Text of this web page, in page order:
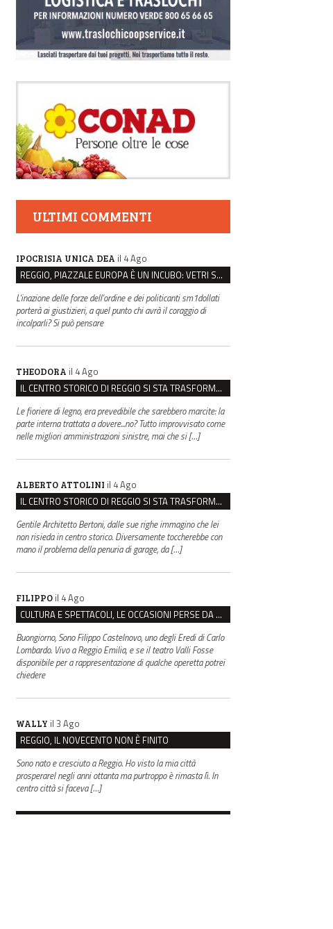
ULTIMI COMMENTI
IPOCRISIA UNICA DEA il 4 Ago
REGGIO, PIAZZALE EUROPA È UN INCUBO: VETRI SPACCATI E FURTI SULLE AUTO IN SOSTA
L'inazione delle forze dell'ordine e dei politicanti sm1dollati
porterà ai giustizieri, a quel punto chi avrà il coraggio di
incolparli? Si può pensare
THEODORA il 4 Ago
IL CENTRO STORICO DI REGGIO SI STA TRASFORMANDO, E NON IN MEGLIO
Le fioriere di legno, era prevedibile che sarebbero marcite: la
parte interna trattata a dovere...no? Tutto improvvisato come
nelle migliori amministrazioni sinistre, mai che si […]
ALBERTO ATTOLINI il 4 Ago
IL CENTRO STORICO DI REGGIO SI STA TRASFORMANDO, E NON IN MEGLIO
Gentile Architetto Bertoni, dalle sue righe immagino che lei
non risieda in centro storico. Diversamente toccherebbe con
mano il problema della penuria di garage, da […]
FILIPPO il 4 Ago
CULTURA E SPETTACOLI, LE OCCASIONI PERSE DA REGGIO
Buongiorno, Sono Filippo Castelnovo, uno degli Eredi di Carlo
Lombardo. Vivo a Reggio Emilia, e se il teatro Valli Fosse
disponibile per a rappresentazione di qualche operetta potrei
chiedere
WALLY il 3 Ago
REGGIO, IL NOVECENTO NON È FINITO
Sono nato e cresciuto a Reggio. Ho visto la mia città
prosperarel negli anni ottanta ma purtroppo è rimasta lì. In
centro città si faceva […]